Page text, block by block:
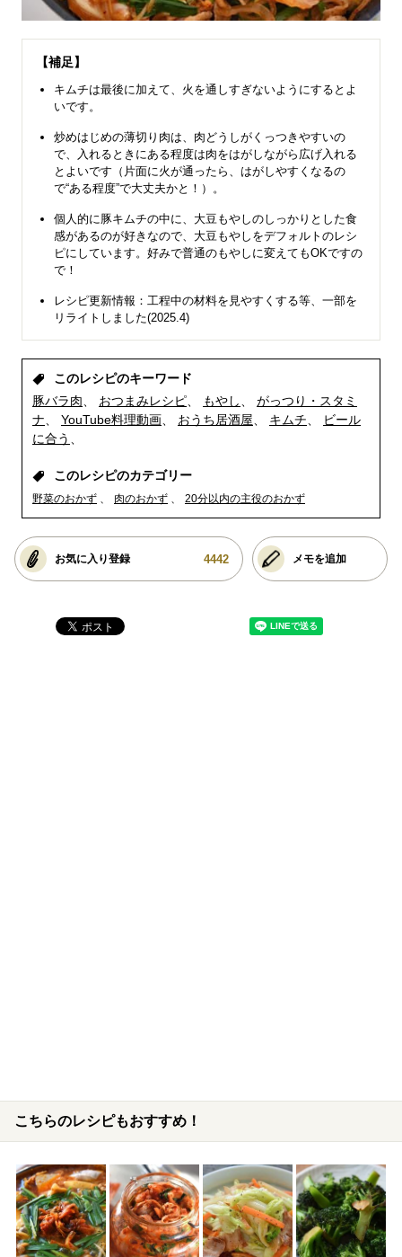
【補足】
キムチは最後に加えて、火を通しすぎないようにするとよ
いです。
炒めはじめの薄切り肉は、肉どうしがくっつきやすいの
で、入れるときにある程度は肉をはがしながら広げ入れる
とよいです（片面に火が通ったら、はがしやすくなるの
で“ある程度”で大丈夫かと！）。
個人的に豚キムチの中に、大豆もやしのしっかりとした食
感があるのが好きなので、大豆もやしをデフォルトのレシ
ピにしています。好みで普通のもやしに変えてもOKですの
で！
レシピ更新情報：工程中の材料を見やすくする等、一部を
リライトしました(2025.4)
このレシピのキーワード
豚バラ肉
おつまみレシピ もやし
がっつり・スタミ
ナ
YouTube料理動画 おうち居酒屋 キムチ
ビール
に合う
このレシピのカテゴリー
野菜のおかず 肉のおかず 20分以内の主役のおかず
お気に入り登録 4442 メモを追加
こちらのレシピもおすすめ！